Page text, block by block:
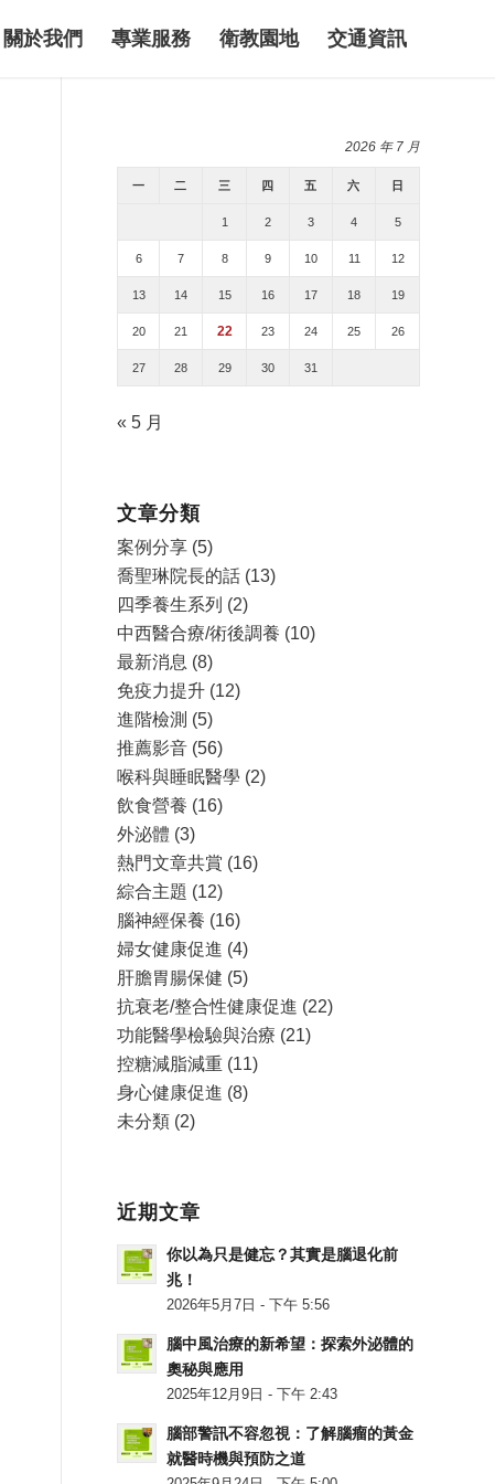
關於我們 專業服務 衛教園地 交通資訊
2026 年 7 月
一 二 三 四 五 六 日
1 2 3 4 5
6 7 8 9 10 11 12
13 14 15 16 17 18 19
20 21 22 23 24 25 26
27 28 29 30 31
« 5 月
文章分類
案例分享 (5)
喬聖琳院長的話 (13)
四季養生系列 (2)
中西醫合療/術後調養 (10)
最新消息 (8)
免疫力提升 (12)
進階檢測 (5)
推薦影音 (56)
喉科與睡眠醫學 (2)
飲食營養 (16)
外泌體 (3)
熱門文章共賞 (16)
綜合主題 (12)
腦神經保養 (16)
婦女健康促進 (4)
肝膽胃腸保健 (5)
抗衰老/整合性健康促進 (22)
功能醫學檢驗與治療 (21)
控糖減脂減重 (11)
身心健康促進 (8)
未分類 (2)
近期文章
你以為只是健忘？其實是腦退化前
兆！
2026年5月7日 - 下午 5:56
腦中風治療的新希望：探索外泌體的
奧秘與應用
2025年12月9日 - 下午 2:43
腦部警訊不容忽視：了解腦瘤的黃金
就醫時機與預防之道